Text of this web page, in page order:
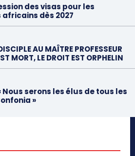
des visas pour les
dès 2027
AU MAÎTRE PROFESSEUR
MORT, LE DROIT EST ORPHELIN
Nous serons les élus de tous les
»